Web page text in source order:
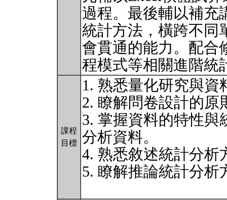
過程。最後輔以補充
統計方法，橫跨不同
會貫通的能力。配合
程模式等相關進階統
課程
目標
1. 熟悉量化研究與資
2. 瞭解問卷設計的原
3. 掌握資料的特性與
分析資料。
4. 熟悉敘述統計分析
5. 瞭解推論統計分析